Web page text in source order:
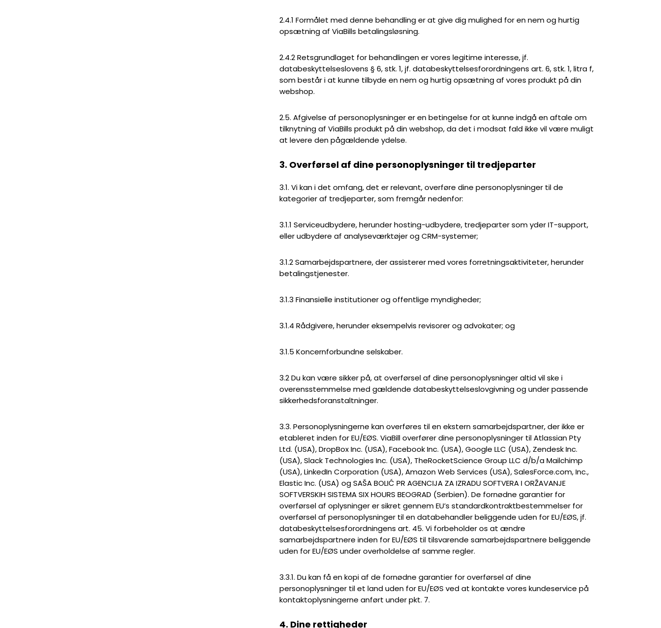
2.4.1 Formålet med denne behandling er at give dig mulighed for en nem og hurtig
opsætning af ViaBills betalingsløsning.
2.4.2 Retsgrundlaget for behandlingen er vores legitime interesse, jf.
databeskyttelseslovens § 6, stk. 1, jf. databeskyttelsesforordningens art. 6, stk. 1, litra f,
som består i at kunne tilbyde en nem og hurtig opsætning af vores produkt på din
webshop.
2.5. Afgivelse af personoplysninger er en betingelse for at kunne indgå en aftale om
tilknytning af ViaBills produkt på din webshop, da det i modsat fald ikke vil være muligt
at levere den pågældende ydelse.
3. Overførsel af dine personoplysninger til tredjeparter
3.1. Vi kan i det omfang, det er relevant, overføre dine personoplysninger til de
kategorier af tredjeparter, som fremgår nedenfor:
3.1.1 Serviceudbydere, herunder hosting-udbydere, tredjeparter som yder IT-support,
eller udbydere af analyseværktøjer og CRM-systemer;
3.1.2 Samarbejdspartnere, der assisterer med vores forretningsaktiviteter, herunder
betalingstjenester.
3.1.3 Finansielle institutioner og offentlige myndigheder;
3.1.4 Rådgivere, herunder eksempelvis revisorer og advokater; og
3.1.5 Koncernforbundne selskaber.
3.2 Du kan være sikker på, at overførsel af dine personoplysninger altid vil ske i
overensstemmelse med gældende databeskyttelseslovgivning og under passende
sikkerhedsforanstaltninger.
3.3. Personoplysningerne kan overføres til en ekstern samarbejdspartner, der ikke er
etableret inden for EU/EØS. ViaBill overfører dine personoplysninger til Atlassian Pty
Ltd. (USA), DropBox Inc. (USA), Facebook Inc. (USA), Google LLC (USA), Zendesk Inc.
(USA), Slack Technologies Inc. (USA), TheRocketScience Group LLC d/b/a Mailchimp
(USA), LinkedIn Corporation (USA), Amazon Web Services (USA), SalesForce.com, Inc.,
Elastic Inc. (USA) og SAŠA BOLIĆ PR AGENCIJA ZA IZRADU SOFTVERA I ORŽAVANJE
SOFTVERSKIH SISTEMA SIX HOURS BEOGRAD (Serbien). De fornødne garantier for
overførsel af oplysninger er sikret gennem EU’s standardkontraktbestemmelser for
overførsel af personoplysninger til en databehandler beliggende uden for EU/EØS, jf.
databeskyttelsesforordningens art. 45. Vi forbeholder os at ændre
samarbejdspartnere inden for EU/EØS til tilsvarende samarbejdspartnere beliggende
uden for EU/EØS under overholdelse af samme regler.
3.3.1. Du kan få en kopi af de fornødne garantier for overførsel af dine
personoplysninger til et land uden for EU/EØS ved at kontakte vores kundeservice på
kontaktoplysningerne anført under pkt. 7.
4. Dine rettigheder